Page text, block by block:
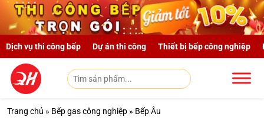
Skip to main content
Dịch vụ thi công bếp Dự án thi công Thiết bị bếp công nghiệp
Trang chủ » Bếp gas công nghiệp » Bếp Âu